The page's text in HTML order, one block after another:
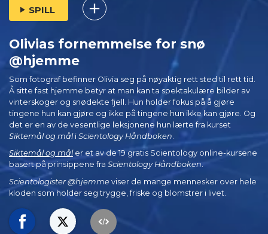
SPILL
Olivias fornemmelse for snø
@hjemme
Som fotograf befinner Olivia seg på nøyaktig rett sted til rett tid.
Å sitte fast hjemme betyr at man kan ta spektakulære bilder av
vinterskoger og snødekte fjell. Hun holder fokus på å gjøre
tingene hun kan gjøre og ikke på tingene hun ikke kan gjøre. Og
det er en av de vesentlige leksjonene hun lærte fra kurset
Siktemål og mål i Scientology Håndboken
Siktemål og måler et av de 19 gratis Scientology online-kursene
basert på prinsippene fra Scientology Håndboken.
Scientologister @hjemme viser de mange mennesker over hele
kloden som holder seg trygge, friske og blomstrer i livet.